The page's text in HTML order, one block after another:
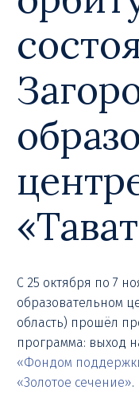
С 25 октября по 7
образовательном
область) прошёл
программа: выход
«Фондом
«Золотое сечение».